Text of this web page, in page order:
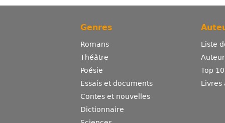
Genres
Romans
Théâtre
Poésie
Essais et documents
Contes et nouvelles
Dictionnaire
Liste
Top
Livres